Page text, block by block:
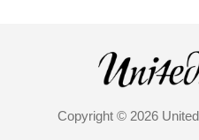
Copyright © 2026